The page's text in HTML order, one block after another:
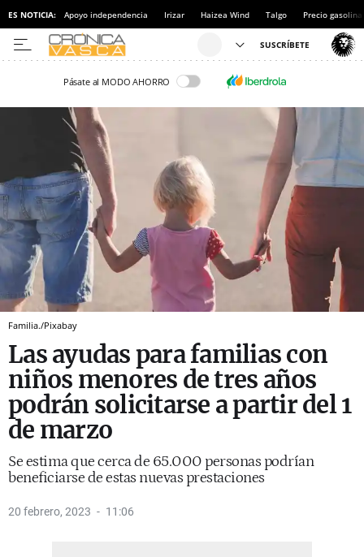
ES NOTICIA: Apoyo independencia Irizar Haizea Wind Talgo Precio gasolina
Pásate al MODO AHORRO
Familia./Pixabay
Las ayudas para familias con
niños menores de tres años
podrán solicitarse a partir del 1
de marzo
Se estima que cerca de 65.000 personas podrían
beneficiarse de estas nuevas prestaciones
20 febrero, 2023 11:06